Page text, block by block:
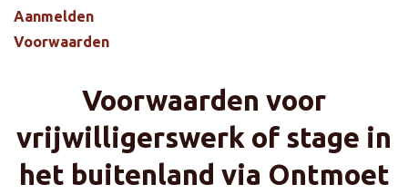
Aanmelden
Voorwaarden
Voorwaarden voor
vrijwilligerswerk of stage in
het buitenland via Ontmoet